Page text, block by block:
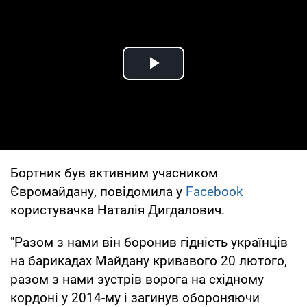
Play Video
Бортник був активним учасником
Євромайдану, повідомила у Facebook
користувачка Наталія Дигдалович.
"Разом з нами він боронив гідність українців
на барикадах Майдану кривавого 20 лютого,
разом з нами зустрів ворога на східному
кордоні у 2014-му і загинув обороняючи